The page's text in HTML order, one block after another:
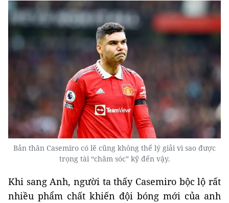
Bản thân Casemiro có lẽ cũng không thể lý giải vì sao được
trọng tài “chăm sóc” kỹ đến vậy.
Khi sang Anh, người ta thấy Casemiro bộc lộ rất
nhiều phẩm chất khiến đội bóng mới của anh